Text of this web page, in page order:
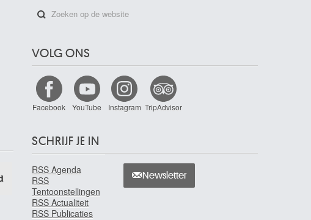
VOLG ONS
Facebook YouTube Instagram TripAdvisor
SCHRIJF JE IN
RSS Agenda
RSS
Tentoonstellingen
RSS Actualiteit
RSS Publicaties
Newsletter